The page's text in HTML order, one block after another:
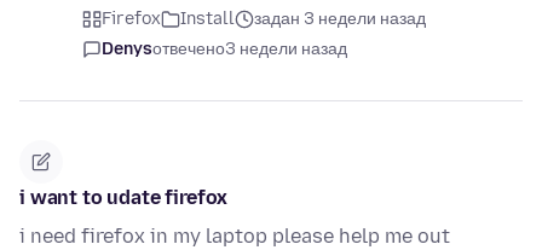
Firefox Install
задан 3 недели назад
Denysотвечено3 недели назад
i want to udate firefox
i need firefox in my laptop please help me out